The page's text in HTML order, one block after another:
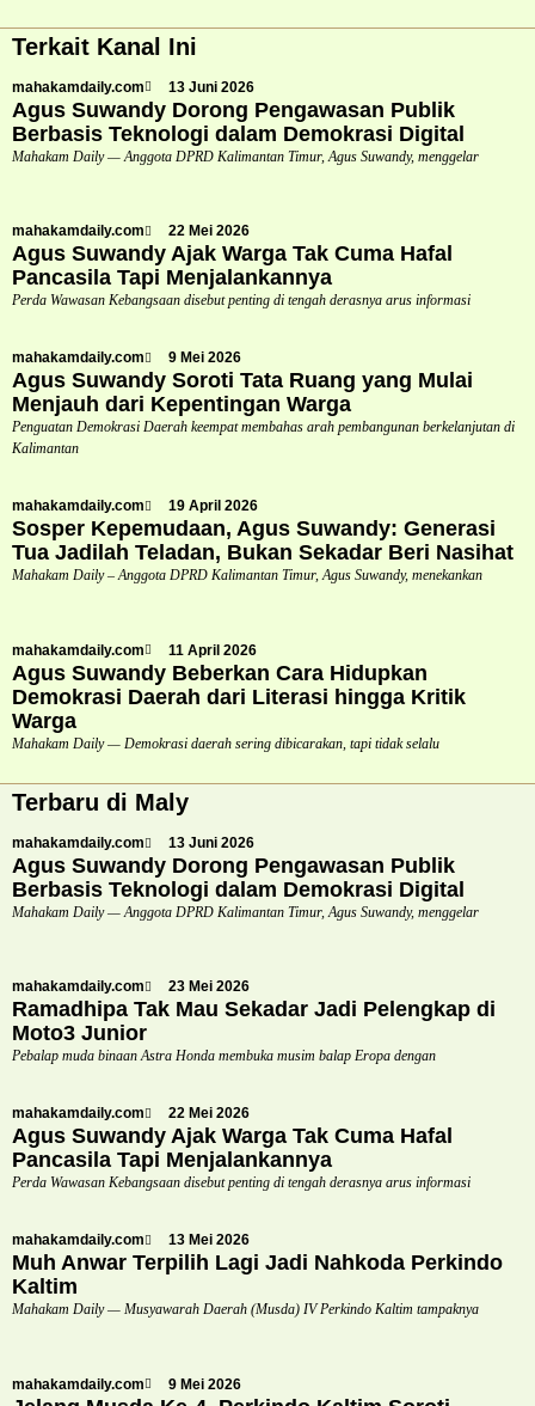
Terkait Kanal Ini
mahakamdaily.com 13 Juni 2026
Agus Suwandy Dorong Pengawasan Publik
Berbasis Teknologi dalam Demokrasi Digital
Mahakam Daily — Anggota DPRD Kalimantan Timur, Agus Suwandy, menggelar
mahakamdaily.com 22 Mei 2026
Agus Suwandy Ajak Warga Tak Cuma Hafal
Pancasila Tapi Menjalankannya
Perda Wawasan Kebangsaan disebut penting di tengah derasnya arus informasi
mahakamdaily.com 9 Mei 2026
Agus Suwandy Soroti Tata Ruang yang Mulai
Menjauh dari Kepentingan Warga
Penguatan Demokrasi Daerah keempat membahas arah pembangunan berkelanjutan di
Kalimantan
mahakamdaily.com 19 April 2026
Sosper Kepemudaan, Agus Suwandy: Generasi
Tua Jadilah Teladan, Bukan Sekadar Beri Nasihat
Mahakam Daily – Anggota DPRD Kalimantan Timur, Agus Suwandy, menekankan
mahakamdaily.com 11 April 2026
Agus Suwandy Beberkan Cara Hidupkan
Demokrasi Daerah dari Literasi hingga Kritik
Warga
Mahakam Daily — Demokrasi daerah sering dibicarakan, tapi tidak selalu
Terbaru di Maly
mahakamdaily.com 13 Juni 2026
Agus Suwandy Dorong Pengawasan Publik
Berbasis Teknologi dalam Demokrasi Digital
Mahakam Daily — Anggota DPRD Kalimantan Timur, Agus Suwandy, menggelar
mahakamdaily.com 23 Mei 2026
Ramadhipa Tak Mau Sekadar Jadi Pelengkap di
Moto3 Junior
Pebalap muda binaan Astra Honda membuka musim balap Eropa dengan
mahakamdaily.com 22 Mei 2026
Agus Suwandy Ajak Warga Tak Cuma Hafal
Pancasila Tapi Menjalankannya
Perda Wawasan Kebangsaan disebut penting di tengah derasnya arus informasi
mahakamdaily.com 13 Mei 2026
Muh Anwar Terpilih Lagi Jadi Nahkoda Perkindo
Kaltim
Mahakam Daily — Musyawarah Daerah (Musda) IV Perkindo Kaltim tampaknya
mahakamdaily.com 9 Mei 2026